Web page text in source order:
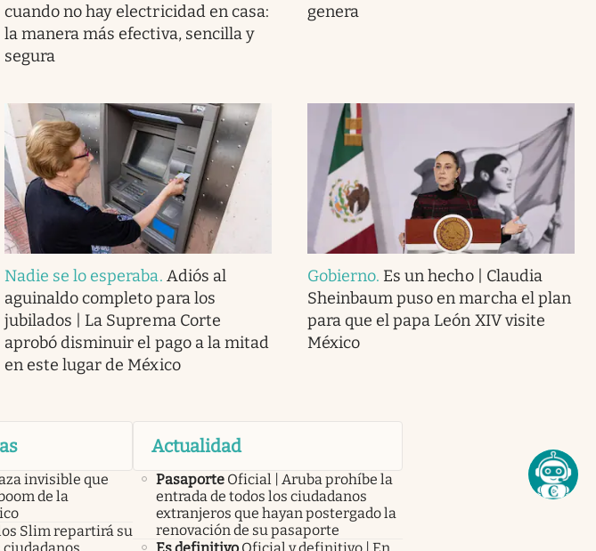
cuando no hay electricidad en casa:
la manera más efectiva, sencilla y
segura
genera
Nadie se lo esperaba. Adiós al
aguinaldo completo para los
jubilados | La Suprema Corte
aprobó disminuir el pago a la mitad
en este lugar de México
Gobierno. Es un hecho | Claudia
Sheinbaum puso en marcha el plan
para que el papa León XIV visite
México
invisible que
de la
Slim repartirá su
Actualidad
Pasaporte Oficial | Aruba prohíbe la
entrada de todos los ciudadanos
extranjeros que hayan postergado la
renovación de su pasaporte
Es definitivo Oficial y definitivo | En